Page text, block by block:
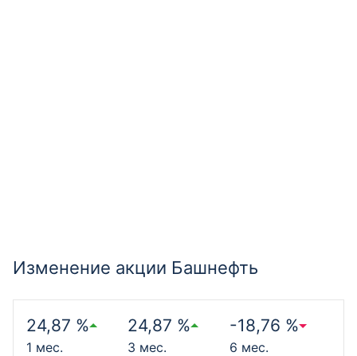
Изменение акции Башнефть
24,87 %
1 мес.
24,87 %
3 мес.
-18,76 %
6 мес.